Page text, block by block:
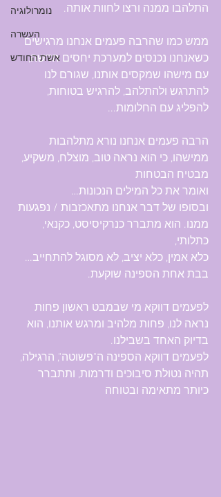
נומרולוגיה
העשרה
אשת החודש
התלהבו ממנה ורצו לחוות אותה.
ממש כמו שהרבה פעמים אנחנו מרגישים
כשאנחנו נכנסים למערכת יחסים חדשה,
עם מישהו שמקסים אותנו, שגורם לנו
להתרגש ולהתלהב, להרגיש בטוחות,
להפליג עם החלומות...
הרבה פעמים אנחנו נורא מתלהבות
ממישהו, כי הוא נראה טוב, מוצלח, משקיע,
מבטיח הבטחות
ואומר את כל המילים הנכונות…
ובסופו של דבר אנחנו מתאכזבות / נפגעות
ממנו. הוא מתברר כנרקיסיסט, כקנאי,
כתלותי,
כלא אמין, כלא יציב, לא מסוגל להתחייב…
בבת אחת הספינה שוקעת.
לפעמים דווקא מי שבמבט ראשון פחות
נראה לנו, פחות מלהיב ומרגש אותנו, הוא
בדיוק האחד בשבילנו.
לפעמים דווקא הספינה ה"פשוטה", הרגילה,
תהיה נטולת סיבוכים ודרמות, ותתברר
כיותר מתאימה ובטוחה